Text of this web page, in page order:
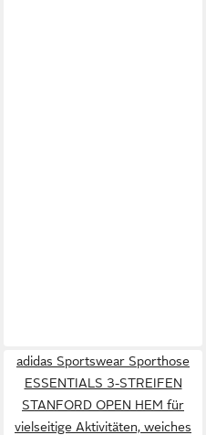
adidas Sportswear Sporthose
ESSENTIALS 3-STREIFEN
STANFORD OPEN HEM für
vielseitige Aktivitäten, weiches